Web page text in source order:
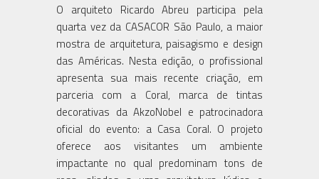
O arquiteto Ricardo Abreu participa pela
quarta vez da CASACOR São Paulo, a maior
mostra de arquitetura, paisagismo e design
das Américas. Nesta edição, o profissional
apresenta sua mais recente criação, em
parceria com a Coral, marca de tintas
decorativas da AkzoNobel e patrocinadora
oficial do evento: a Casa Coral. O projeto
oferece aos visitantes um ambiente
impactante no qual predominam tons de